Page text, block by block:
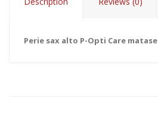
Perie sax alto P-Opti Care matase